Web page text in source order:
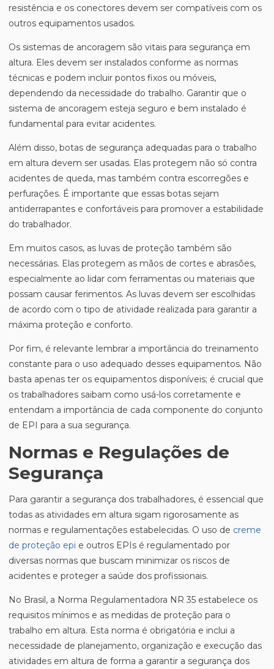
resistência e os conectores devem ser compatíveis com os
outros equipamentos usados.
Os sistemas de ancoragem são vitais para segurança em
altura. Eles devem ser instalados conforme as normas
técnicas e podem incluir pontos fixos ou móveis,
dependendo da necessidade do trabalho. Garantir que o
sistema de ancoragem esteja seguro e bem instalado é
fundamental para evitar acidentes.
Além disso, botas de segurança adequadas para o trabalho
em altura devem ser usadas. Elas protegem não só contra
acidentes de queda, mas também contra escorregões e
perfurações. É importante que essas botas sejam
antiderrapantes e confortáveis para promover a estabilidade
do trabalhador.
Em muitos casos, as luvas de proteção também são
necessárias. Elas protegem as mãos de cortes e abrasões,
especialmente ao lidar com ferramentas ou materiais que
possam causar ferimentos. As luvas devem ser escolhidas
de acordo com o tipo de atividade realizada para garantir a
máxima proteção e conforto.
Por fim, é relevante lembrar a importância do treinamento
constante para o uso adequado desses equipamentos. Não
basta apenas ter os equipamentos disponíveis; é crucial que
os trabalhadores saibam como usá-los corretamente e
entendam a importância de cada componente do conjunto
de EPI para a sua segurança.
Normas e Regulações de
Segurança
Para garantir a segurança dos trabalhadores, é essencial que
todas as atividades em altura sigam rigorosamente as
normas e regulamentações estabelecidas. O uso de creme
de proteção epi e outros EPIs é regulamentado por
diversas normas que buscam minimizar os riscos de
acidentes e proteger a saúde dos profissionais.
No Brasil, a Norma Regulamentadora NR 35 estabelece os
requisitos mínimos e as medidas de proteção para o
trabalho em altura. Esta norma é obrigatória e inclui a
necessidade de planejamento, organização e execução das
atividades em altura de forma a garantir a segurança dos